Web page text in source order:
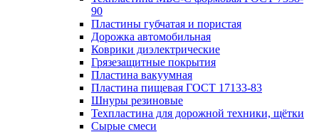
90
Пластины губчатая и пористая
Дорожка автомобильная
Коврики диэлектрические
Грязезащитные покрытия
Пластина вакуумная
Пластина пищевая ГОСТ 17133-83
Шнуры резиновые
Техпластина для дорожной техники, щётки
Сырые смеси